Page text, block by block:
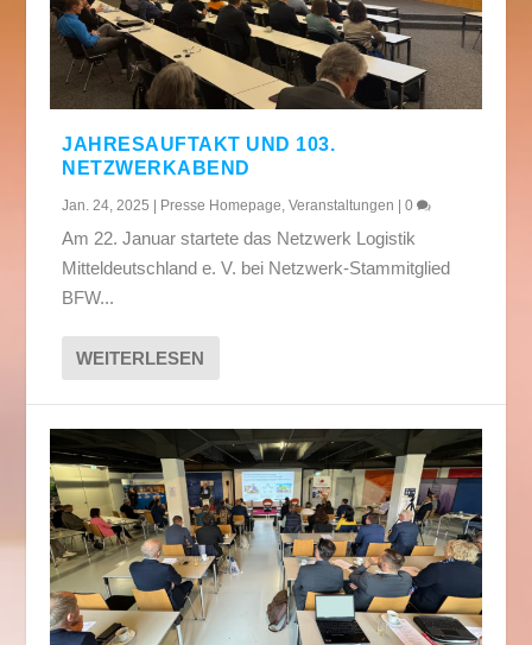
JAHRESAUFTAKT UND 103.
NETZWERKABEND
Jan. 24, 2025 | Presse Homepage ,Veranstaltungen |0
Am 22. Januar startete das Netzwerk Logistik
Mitteldeutschland e. V. bei Netzwerk-Stammitglied
BFW...
WEITERLESEN